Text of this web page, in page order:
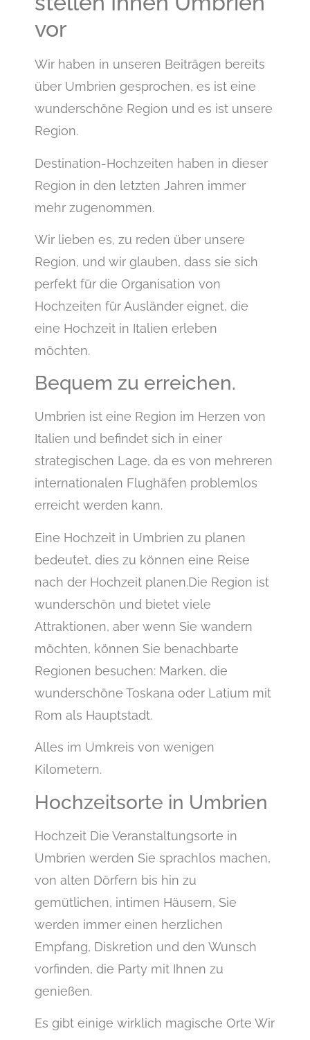
vor
Wir haben in unseren Beiträgen bereits
über Umbrien gesprochen, es ist eine
wunderschöne Region und es ist unsere
Region.
Destination-Hochzeiten haben in dieser
Region in den letzten Jahren immer
mehr zugenommen.
Wir lieben es, zu reden über unsere
Region, und wir glauben, dass sie sich
perfekt für die Organisation von
Hochzeiten für Ausländer eignet, die
eine Hochzeit in Italien erleben
möchten.
Bequem zu erreichen.
Umbrien ist eine Region im Herzen von
Italien und befindet sich in einer
strategischen Lage, da es von mehreren
internationalen Flughäfen problemlos
erreicht werden kann.
Eine Hochzeit in Umbrien zu planen
bedeutet, dies zu können eine Reise
nach der Hochzeit planen.Die Region ist
wunderschön und bietet viele
Attraktionen, aber wenn Sie wandern
möchten, können Sie benachbarte
Regionen besuchen: Marken, die
wunderschöne Toskana oder Latium mit
Rom als Hauptstadt.
Alles im Umkreis von wenigen
Kilometern.
Hochzeitsorte in Umbrien
Hochzeit Die Veranstaltungsorte in
Umbrien werden Sie sprachlos machen,
von alten Dörfern bis hin zu
gemütlichen, intimen Häusern, Sie
werden immer einen herzlichen
Empfang, Diskretion und den Wunsch
vorfinden, die Party mit Ihnen zu
genießen.
Es gibt einige wirklich magische Orte Wir